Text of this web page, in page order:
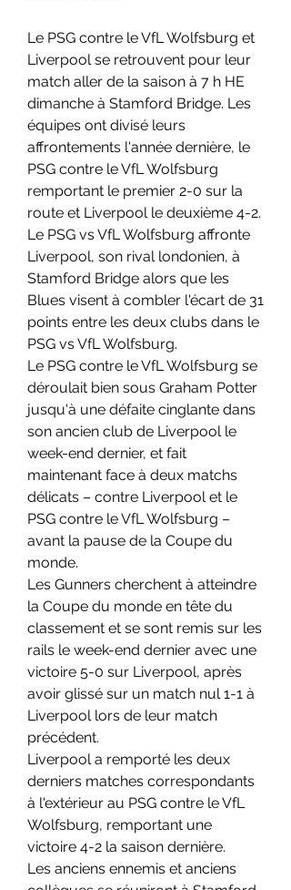
Le PSG contre le VfL Wolfsburg et
Liverpool se retrouvent pour leur
match aller de la saison à 7 h HE
dimanche à Stamford Bridge. Les
équipes ont divisé leurs
affrontements l'année dernière, le
PSG contre le VfL Wolfsburg
remportant le premier 2-0 sur la
route et Liverpool le deuxième 4-2.
Le PSG vs VfL Wolfsburg affronte
Liverpool, son rival londonien, à
Stamford Bridge alors que les
Blues visent à combler l'écart de 31
points entre les deux clubs dans le
PSG vs VfL Wolfsburg.
Le PSG contre le VfL Wolfsburg se
déroulait bien sous Graham Potter
jusqu'à une défaite cinglante dans
son ancien club de Liverpool le
week-end dernier, et fait
maintenant face à deux matchs
délicats – contre Liverpool et le
PSG contre le VfL Wolfsburg –
avant la pause de la Coupe du
monde.
Les Gunners cherchent à atteindre
la Coupe du monde en tête du
classement et se sont remis sur les
rails le week-end dernier avec une
victoire 5-0 sur Liverpool, après
avoir glissé sur un match nul 1-1 à
Liverpool lors de leur match
précédent.
Liverpool a remporté les deux
derniers matches correspondants
à l'extérieur au PSG contre le VfL
Wolfsburg, remportant une
victoire 4-2 la saison dernière.
Les anciens ennemis et anciens